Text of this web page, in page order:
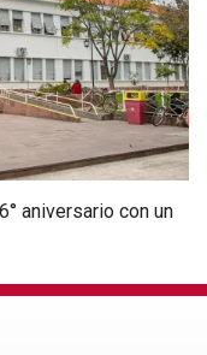
aniversario con un